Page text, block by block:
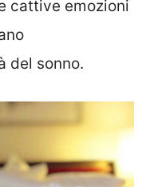
cattive emozioni
del sonno.